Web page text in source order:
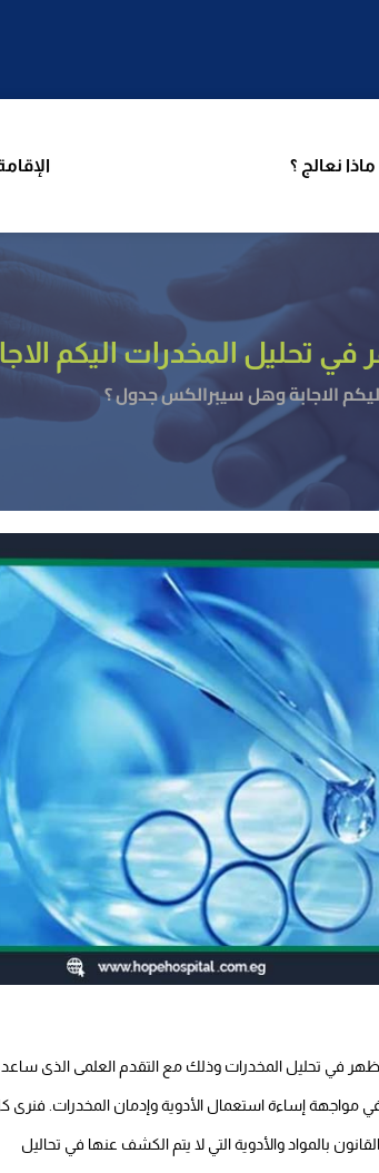
ماذا نعالج ؟
الإقامة
تحليل المخدرات اليكم
الاجابة وهل سيبرالكس جدول ؟
في تحليل المخدرات وذلك مع التقدم العلمى الذى
مواجهة إساءة استعمال الأدوية وإدمان المخدرات. فنرى
بالمواد والأدوية التي لا يتم الكشف عنها في تحاليل